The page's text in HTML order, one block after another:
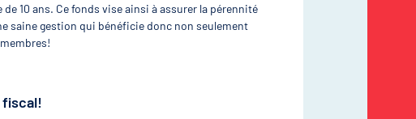
10 ans. Ce fonds vise ainsi à assurer la pérennité
saine gestion qui bénéficie donc non seulement
fiscal!